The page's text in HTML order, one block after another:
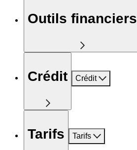
Outils financiers
Crédit Crédit
Tarifs Tarifs